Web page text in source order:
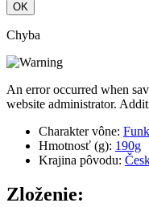
OK
Chyba
An error occurred when
website administrator.
Charakter vône:
Hmotnosť (g): 190g
Krajina pôvodu:
Zloženie: